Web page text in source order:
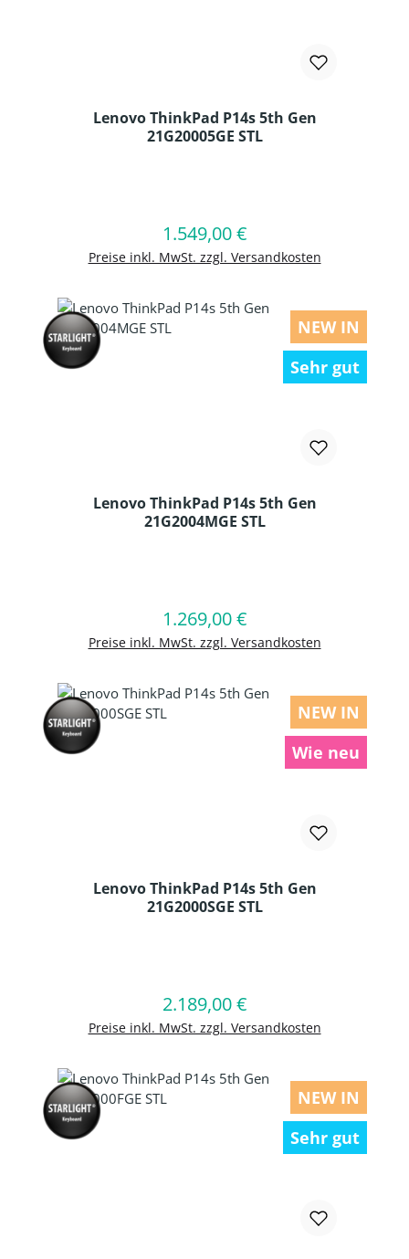
Lenovo ThinkPad P14s 5th Gen
21G20005GE STL
Regulärer Preis:
1.549,00 €
Preise inkl. MwSt. zzgl. Versandkosten
In den Warenkorb
NEW IN
Sehr gut
Lenovo ThinkPad P14s 5th Gen
21G2004MGE STL
Regulärer Preis:
1.269,00 €
Preise inkl. MwSt. zzgl. Versandkosten
In den Warenkorb
NEW IN
Wie neu
Lenovo ThinkPad P14s 5th Gen
21G2000SGE STL
Regulärer Preis:
2.189,00 €
Preise inkl. MwSt. zzgl. Versandkosten
In den Warenkorb
NEW IN
Sehr gut